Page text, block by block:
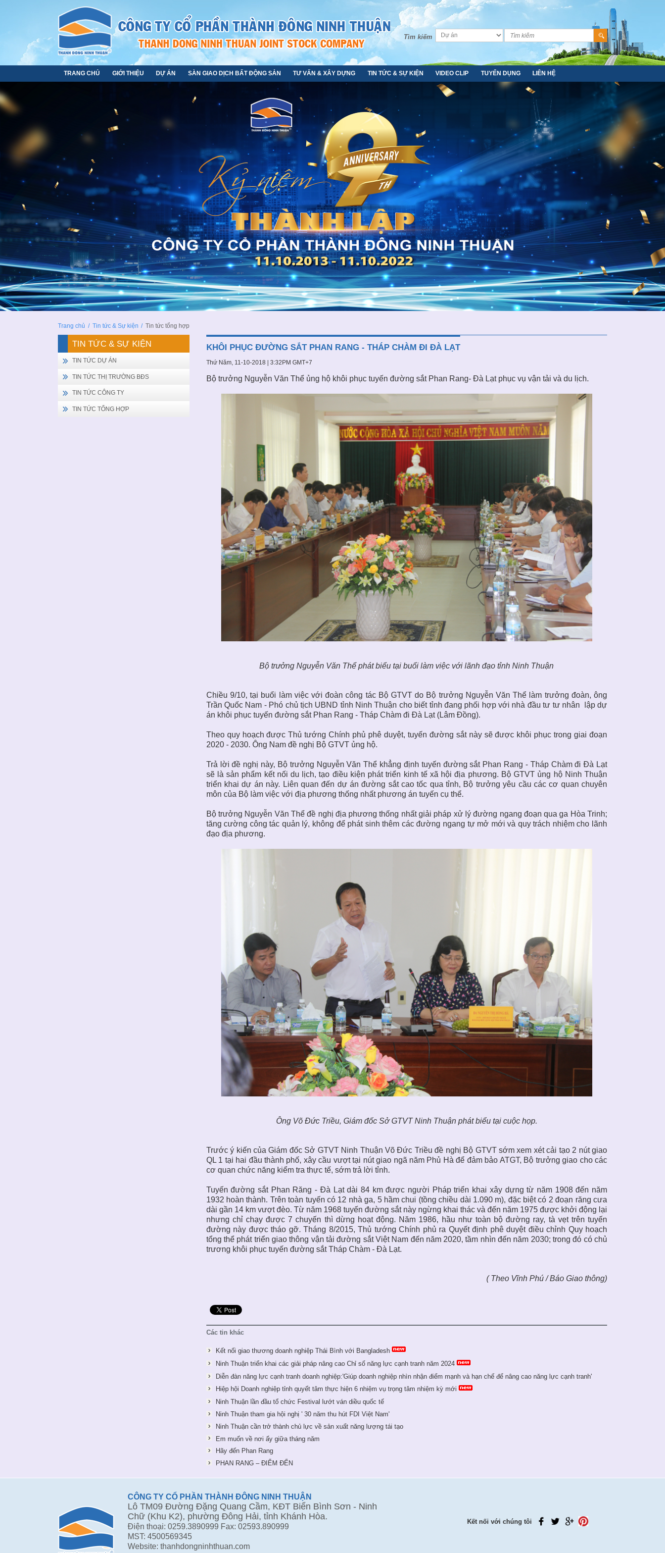
Tìm kiếm
TRANG CHỦ GIỚI THIỆU DỰ ÁN SÀN GIAO DỊCH BẤT ĐỘNG SẢN TƯ VẤN & XÂY DỰNG TIN TỨC & SỰ KIỆN VIDEO CLIP TUYỂN DỤNG LIÊN HỆ
Trang chủ / Tin tức & Sự kiện / Tin tức tổng hợp
KHÔI PHỤC ĐƯỜNG SẮT PHAN RANG - THÁP CHÀM ĐI ĐÀ LẠT
Thứ Năm, 11-10-2018 | 3:32PM GMT+7
Bộ trưởng Nguyễn Văn Thể ủng hộ khôi phục tuyến đường sắt Phan Rang- Đà Lạt phục vụ vận tải và du lịch.
Bộ trưởng Nguyễn Văn Thể phát biểu tại buổi làm việc với lãnh đạo tỉnh Ninh Thuận
Chiều 9/10, tại buổi làm việc với đoàn công tác Bộ GTVT do Bộ trưởng Nguyễn Văn Thể làm trưởng đoàn, ông
Trần Quốc Nam - Phó chủ tịch UBND tỉnh Ninh Thuận cho biết tỉnh đang phối hợp với nhà đầu tư tư nhân lập dự
án khôi phục tuyến đường sắt Phan Rang - Tháp Chàm đi Đà Lạt (Lâm Đồng).
Theo quy hoạch được Thủ tướng Chính phủ phê duyệt, tuyến đường sắt này sẽ được khôi phục trong giai đoạn
2020 - 2030. Ông Nam đề nghị Bộ GTVT ủng hộ.
Trả lời đề nghị này, Bộ trưởng Nguyễn Văn Thể khẳng định tuyến đường sắt Phan Rang - Tháp Chàm đi Đà Lạt
sẽ là sản phẩm kết nối du lịch, tạo điều kiện phát triển kinh tế xã hội địa phương. Bộ GTVT ủng hộ Ninh Thuận
triển khai dự án này. Liên quan đến dự án đường sắt cao tốc qua tỉnh, Bộ trưởng yêu cầu các cơ quan chuyên
môn của Bộ làm việc với địa phương thống nhất phương án tuyến cụ thể.
Bộ trưởng Nguyễn Văn Thể đề nghị địa phương thống nhất giải pháp xử lý đường ngang đoạn qua ga Hòa Trinh;
tăng cường công tác quản lý, không để phát sinh thêm các đường ngang tự mở mới và quy trách nhiệm cho lãnh
đạo địa phương.
Ông Võ Đức Triều, Giám đốc Sở GTVT Ninh Thuận phát biểu tại cuộc họp.
Trước ý kiến của Giám đốc Sở GTVT Ninh Thuận Võ Đức Triều đề nghị Bộ GTVT sớm xem xét cải tạo 2 nút giao
QL 1 tại hai đầu thành phố, xây cầu vượt tại nút giao ngã năm Phủ Hà để đảm bảo ATGT, Bộ trưởng giao cho các
cơ quan chức năng kiểm tra thực tế, sớm trả lời tỉnh.
Tuyến đường sắt Phan Răng - Đà Lạt dài 84 km được người Pháp triển khai xây dựng từ năm 1908 đến năm
1932 hoàn thành. Trên toàn tuyến có 12 nhà ga, 5 hầm chui (tồng chiều dài 1.090 m), đặc biệt có 2 đoạn răng cưa
dài gần 14 km vượt đèo. Từ năm 1968 tuyến đường sắt này ngừng khai thác và đến năm 1975 được khởi động lại
nhưng chỉ chạy được 7 chuyến thì dừng hoạt động. Năm 1986, hầu như toàn bộ đường ray, tà vẹt trên tuyến
đường này được tháo gỡ. Tháng 8/2015, Thủ tướng Chính phủ ra Quyết định phê duyệt điều chỉnh Quy hoạch
tổng thể phát triển giao thông vận tải đường sắt Việt Nam đến năm 2020, tầm nhìn đến năm 2030; trong đó có chủ
trương khôi phục tuyến đường sắt Tháp Chàm - Đà Lạt.
( Theo Vĩnh Phú / Báo Giao thông)
Các tin khác
Kết nối giao thương doanh nghiệp Thái Bình với Bangladesh
Ninh Thuận triển khai các giải pháp nâng cao Chỉ số năng lực cạnh tranh năm 2024
Diễn đàn năng lực cạnh tranh doanh nghiệp:'Giúp doanh nghiệp nhìn nhận điểm mạnh và hạn chế để nâng cao năng lực cạnh tranh'
Hiệp hội Doanh nghiệp tỉnh quyết tâm thực hiện 6 nhiệm vụ trọng tâm nhiệm kỳ mới
Ninh Thuận lần đầu tổ chức Festival lướt ván diều quốc tế
Ninh Thuận tham gia hội nghị ' 30 năm thu hút FDI Việt Nam'
Ninh Thuận cần trở thành chủ lực về sản xuất năng lượng tái tạo
Em muốn về nơi ấy giữa tháng năm
Hãy đến Phan Rang
PHAN RANG – ĐIỂM ĐẾN
TIN TỨC & SỰ KIỆN
TIN TỨC DỰ ÁN
TIN TỨC THỊ TRƯỜNG BĐS
TIN TỨC CÔNG TY
TIN TỨC TỔNG HỢP
CÔNG TY CỔ PHẦN THÀNH ĐÔNG NINH THUẬN
Lô TM09 Đường Đặng Quang Cầm, KĐT Biển Bình Sơn - Ninh
Chữ (Khu K2), phường Đông Hải, tỉnh Khánh Hòa.
Điện thoại: 0259.3890999 Fax: 02593.890999
MST: 4500569345
Website: thanhdongninhthuan.com
Kết nối với chúng tôi